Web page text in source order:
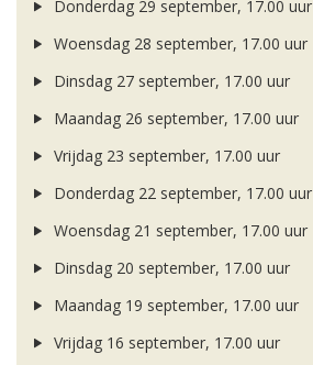
Donderdag 29 september, 17.00 uur
Woensdag 28 september, 17.00 uur
Dinsdag 27 september, 17.00 uur
Maandag 26 september, 17.00 uur
Vrijdag 23 september, 17.00 uur
Donderdag 22 september, 17.00 uur
Woensdag 21 september, 17.00 uur
Dinsdag 20 september, 17.00 uur
Maandag 19 september, 17.00 uur
Vrijdag 16 september, 17.00 uur